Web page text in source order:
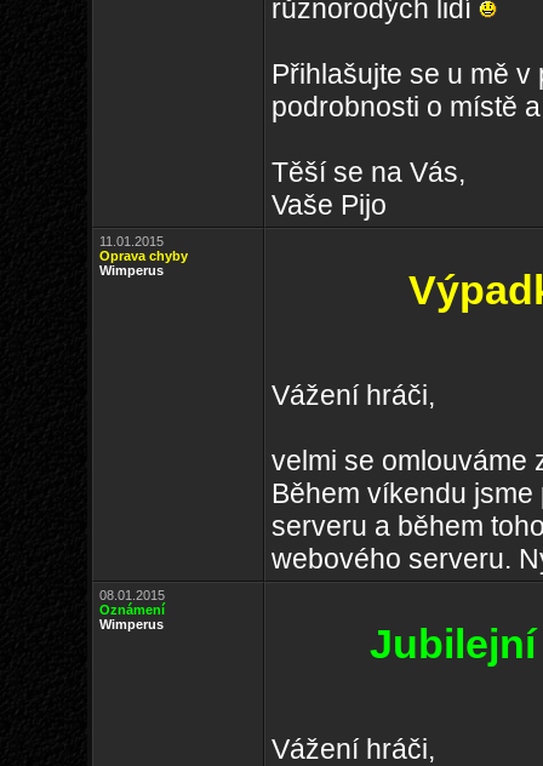
různorodých lidí
Přihlašujte se u mě
podrobnosti o místě
Těší se na Vás,
Vaše Pijo
11.01.2015
Oprava chyby
Wimperus
Vážení hráči,
velmi se omlouváme
Během víkendu
serveru a během
webového serveru.
08.01.2015
Oznámení
Wimperus
Jubilejní
Vážení hráči,